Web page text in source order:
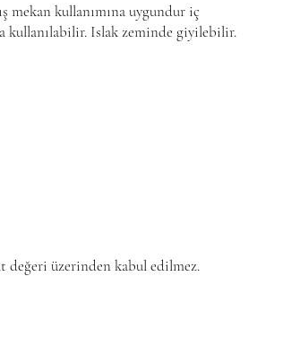
değeri üzerinden kabul edilmez.
mekan kullanımına uygundur iç
kullanılabilir. Islak zeminde giyilebilir.